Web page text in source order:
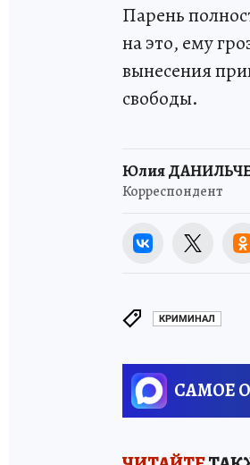
Парень
на это, ему
вынесения
свободы.
Юлия
Корреспондент
КРИМИНАЛ
САМОЕ